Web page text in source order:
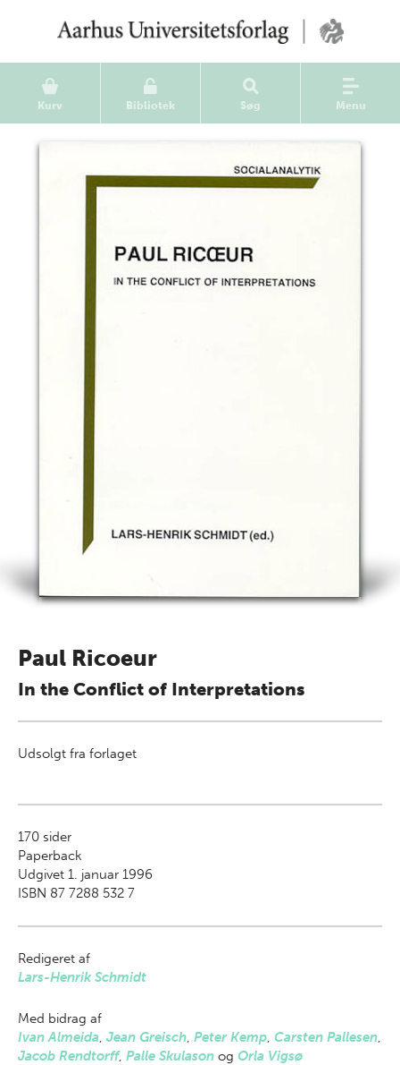
Kurv Bibliotek Søg Menu
Paul Ricoeur
In the Conflict of Interpretations
Udsolgt fra forlaget
170 sider
Paperback
Udgivet 1. januar 1996
ISBN 87 7288 532 7
Redigeret af
Lars-Henrik Schmidt
Med bidrag af
Ivan Almeida, Jean Greisch, Peter Kemp, Carsten Pallesen,
Jacob Rendtorff, Palle Skulason og Orla Vigsø